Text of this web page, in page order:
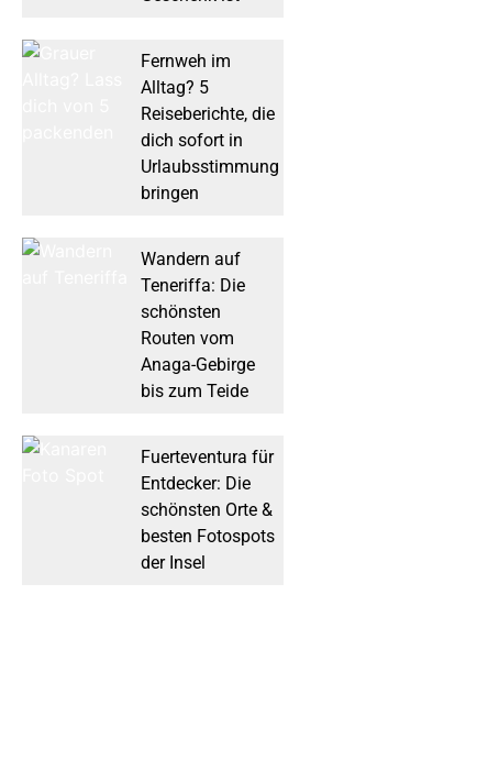
Fernweh im
Alltag? 5
Reiseberichte, die
dich sofort in
Urlaubsstimmung
bringen
Wandern auf
Teneriffa: Die
schönsten
Routen vom
Anaga-Gebirge
bis zum Teide
Fuerteventura für
Entdecker: Die
schönsten Orte &
besten Fotospots
der Insel